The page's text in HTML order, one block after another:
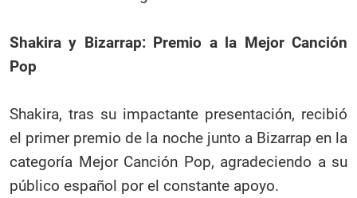
Shakira y Bizarrap: Premio a la Mejor Canción
Pop
Shakira, tras su impactante presentación, recibió
el primer premio de la noche junto a Bizarrap en la
categoría Mejor Canción Pop, agradeciendo a su
público español por el constante apoyo.